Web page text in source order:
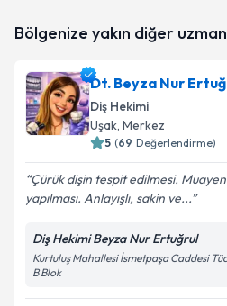
Bölgenize yakın diğer
Dt. Beyza Nur
Diş Hekimi
Uşak, Merkez
5 (69 Değerlendirme)
Çürük dişin tespit edilmesi.
yapılması. Anlayışlı, sakin ve...
Diş Hekimi Beyza Nur Ertuğrul
Kurtuluş Mahallesi İsmetpaşa Caddesi
B Blok